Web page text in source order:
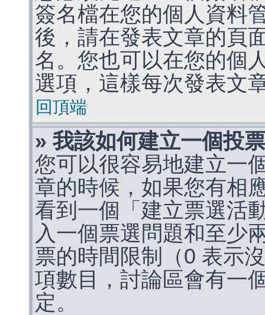
簽名檔在您的個人資料
後，請在發表文章的頁
名。您也可以在您的個
選項，這樣每次發表文
回頂端
» 我該如何建立一個投
您可以很容易地建立一
章的時候，如果您有相
看到一個「建立票選活
入一個票選問題和至少
票的時間限制（0 表示
項數目，討論區會有一
定。